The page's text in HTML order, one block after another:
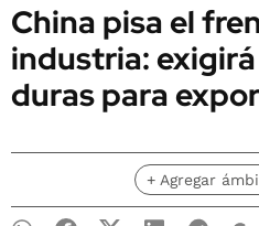
China pisa el
industria:
duras para
+ Agregar